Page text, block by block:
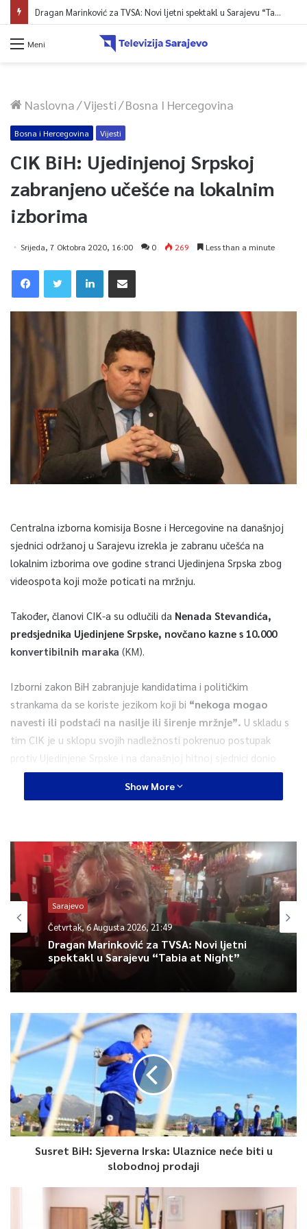
Dragan Marinković za TVSA: Novi ljetni spektakl u Sarajevu “Tabia at Night”
Meni
Naslovna/Vijesti/Bosna I Hercegovina
Bosna i Hercegovina Vijesti
CIK BiH: Ujedinjenoj Srpskoj
zabranjeno učešće na lokalnim
izborima
Srijeda, 7 Oktobra 2020, 16:00 0 269 Less than a minute
Centralna izborna komisija Bosne i Hercegovine na današnjoj
sjednici održanoj u Sarajevu izrekla je zabranu učešća na
lokalnim izborima ove godine stranci Ujedinjena Srpska zbog
videospota koji može poticati na mržnju.
Također, članovi CIK-a su odlučili da Nenada Stevandića,
predsjednika Ujedinjene Srpske, novčano kazne s 10.000
konvertibilnih maraka (KM).
Izborni zakon BiH zabranjuje kandidatima i političkim
strankama da se koriste jezikom koji bi “nekoga mogao
navesti ili podstaći na nasilje ili širenje mržnje”. U skladu s
tim CIK je u sklopu svojih nadležnosti pokrenuo postupak
protiv Ujedinjene Srpske i na današnjoj hitnoj sjednici donio
odluku o zabrani učešća na lokalnim izborima, koji su zakazani
predsjednik Stevandić objavljen je krajem septembra ove
godine.
0
Article Rating
Show More
Sarajevo
Četvrtak, 6 Augusta 2026, 21:49
Dragan Marinković za TVSA: Novi ljetni
spektakl u Sarajevu “Tabia at Night”
Susret BiH: Sjeverna Irska: Ulaznice neće biti u
slobodnoj prodaji